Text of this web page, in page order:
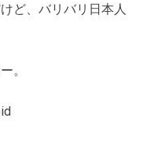
ど、バリバリ日本人
。